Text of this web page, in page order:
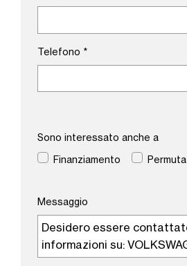
Telefono *
Sono interessato anche a
Finanziamento
Permuta
Messaggio